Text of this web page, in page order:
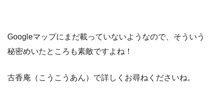
Googleマップにまだ載っていないようなので、そういう
秘密めいたところも素敵ですよね！
古香庵（こうこうあん）で詳しくお尋ねくださいね。